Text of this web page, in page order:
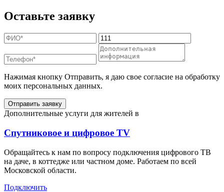
Оставьте заявку
Нажимая кнопку Отправить, я даю свое согласие на обработку
моих персональных данных.
Отправить заявку
Дополнительные услуги для жителей в
Спутниковое и цифровое TV
Обращайтесь к нам по вопросу подключения цифрового ТВ
на даче, в коттедже или частном доме. Работаем по всей
Московской области.
Подключить